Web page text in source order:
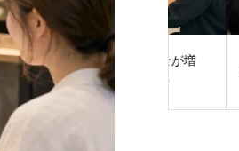
イトの問い合わせが増
ときの改善チェック
技術マ